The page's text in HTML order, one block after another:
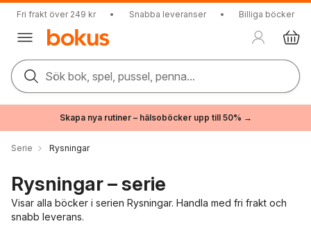
Fri frakt över 249 kr • Snabba leveranser • Billiga böcker
Sök bok, spel, pussel, penna...
Skapa nya rutiner – hälsoböcker upp till 50% →
Serie Rysningar
Rysningar – serie
Visar alla böcker i serien Rysningar. Handla med fri frakt och
snabb leverans.